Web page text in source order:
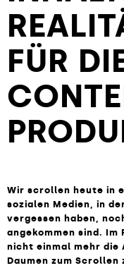
FÜR
Wir scrollen heute in
sozialen Medien, in
vergessen haben,
angekommen sind. Im
nicht einmal mehr die
Daumen zum